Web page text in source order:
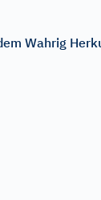
Wahrig